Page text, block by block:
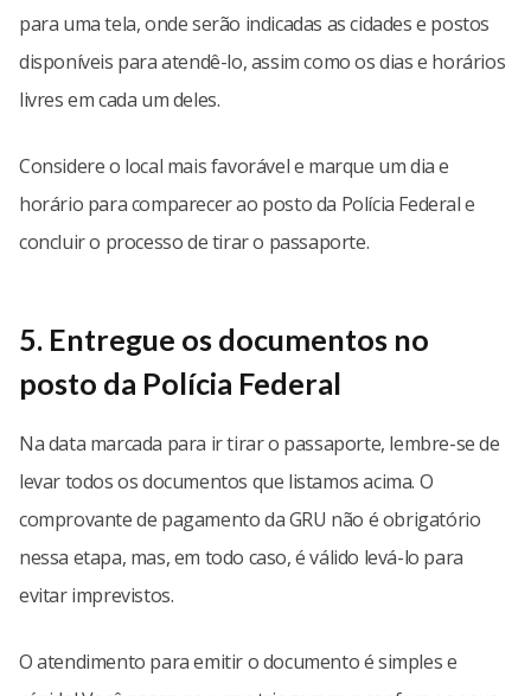
para uma tela, onde serão indicadas as cidades e postos
disponíveis para atendê-lo, assim como os dias e horários
livres em cada um deles.
Considere o local mais favorável e marque um dia e
horário para comparecer ao posto da Polícia Federal e
concluir o processo de tirar o passaporte.
5. Entregue os documentos no
posto da Polícia Federal
Na data marcada para ir tirar o passaporte, lembre-se de
levar todos os documentos que listamos acima. O
comprovante de pagamento da GRU não é obrigatório
nessa etapa, mas, em todo caso, é válido levá-lo para
evitar imprevistos.
O atendimento para emitir o documento é simples e